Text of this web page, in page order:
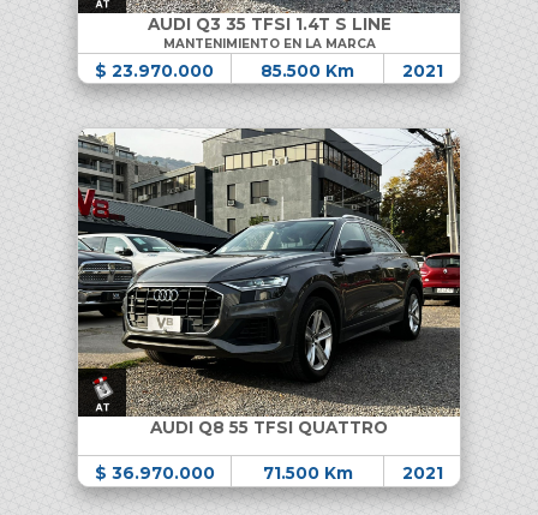
AUDI Q3 35 TFSI 1.4T S LINE
MANTENIMIENTO EN LA MARCA
$ 23.970.000 85.500 Km 2021
AUDI Q8 55 TFSI QUATTRO
$ 36.970.000 71.500 Km 2021